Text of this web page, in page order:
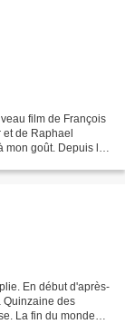
film de François
de Raphael
mon goût. Depuis le
En début d'après-
Quinzaine des
La fin du monde